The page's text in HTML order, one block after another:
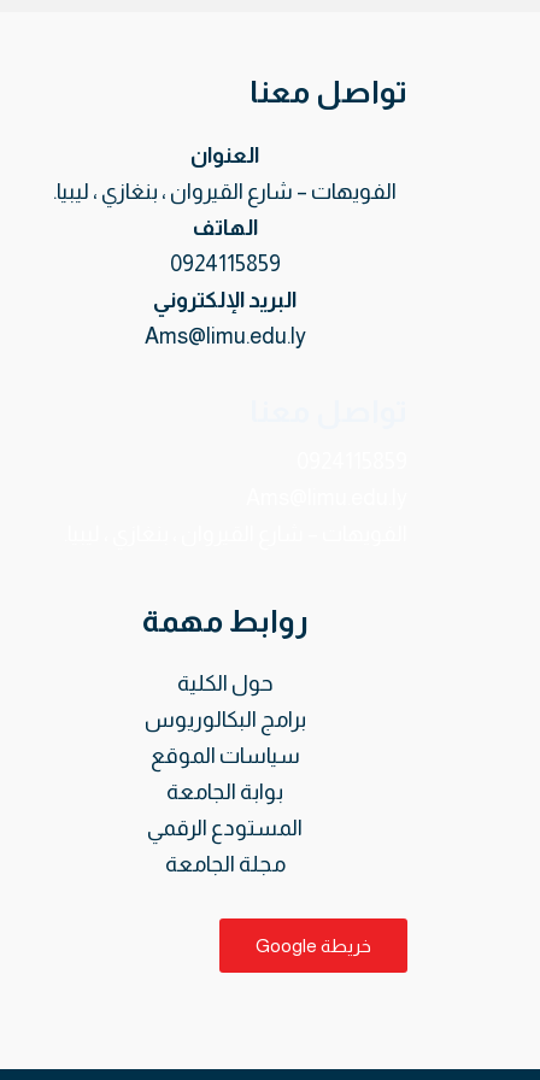
تواصل معنا
العنوان
الفويهات – شارع القيروان ، بنغازي ، ليبيا.
الهاتف
0924115859
البريد الإلكتروني
Ams@limu.edu.ly
روابط مهمة
حول الكلية
برامج البكالوريوس
سياسات الموقع
بوابة الجامعة
المستودع الرقمي
مجلة الجامعة
خريطة Google